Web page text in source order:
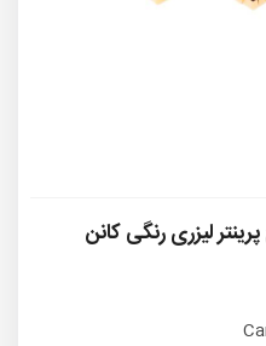
لیزری رنگی کانن